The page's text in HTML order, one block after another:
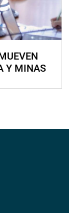
Y MINAS